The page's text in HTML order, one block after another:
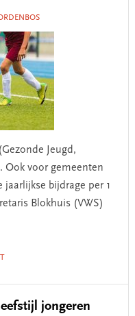
Jeugd,
Ook voor gemeenten
bijdrage per 1
Blokhuis (VWS)
jongeren